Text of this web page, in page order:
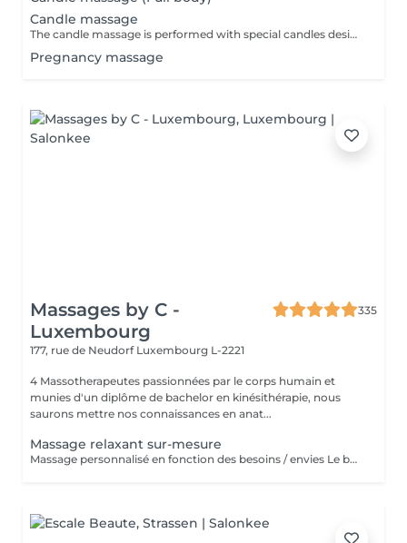
Candle massage
The candle massage is performed with special candles designed to be only for massage This massage is perfect for relaxing your back muscles and your skin warming up your body to be deep relaxing by the senses of the smell
Pregnancy massage
Massages by C -
Luxembourg
335
177, rue de Neudorf Luxembourg L-2221
4 Massotherapeutes passionnées par le corps humain et
munies d'un diplôme de bachelor en kinésithérapie, nous
saurons mettre nos connaissances en anat...
Massage relaxant sur-mesure
Massage personnalisé en fonction des besoins / envies Le but de ce massage sera la détente et la relaxation, le rythme sera plutôt lent et la pression modérée